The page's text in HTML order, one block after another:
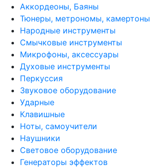
Аккордеоны, Баяны
Тюнеры, метрономы, камертоны
Народные инструменты
Смычковые инструменты
Микрофоны, аксессуары
Духовые инструменты
Перкуссия
Звуковое оборудование
Ударные
Клавишные
Ноты, самоучители
Наушники
Световое оборудование
Генераторы эффектов